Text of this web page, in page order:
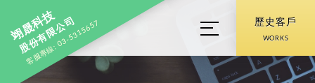
翊晟科技
股份有限公司
客服專線: 03-5315657 歷史客戶
WORKS